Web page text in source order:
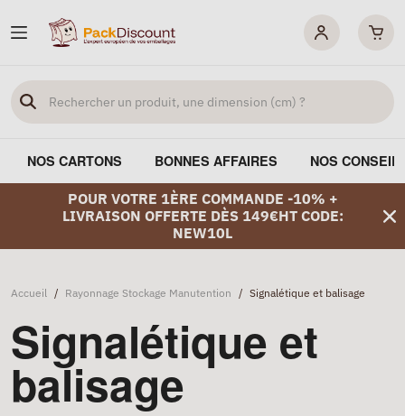
NOS CARTONS BONNES AFFAIRES NOS
POUR VOTRE 1ÈRE COMMANDE -10% +
LIVRAISON OFFERTE DÈS 149€HT CODE:
NEW10L
Accueil / Rayonnage Stockage Manutention / Signalétique et balisage
Signalétique et
balisage